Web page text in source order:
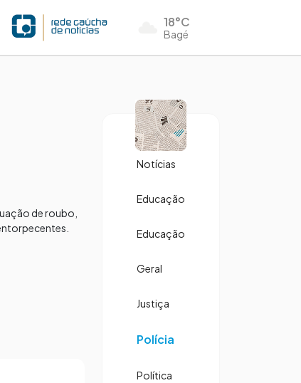
18°C
Bagé
de roubo,
Notícias
Educação
Educação
Geral
Justiça
Polícia
Política